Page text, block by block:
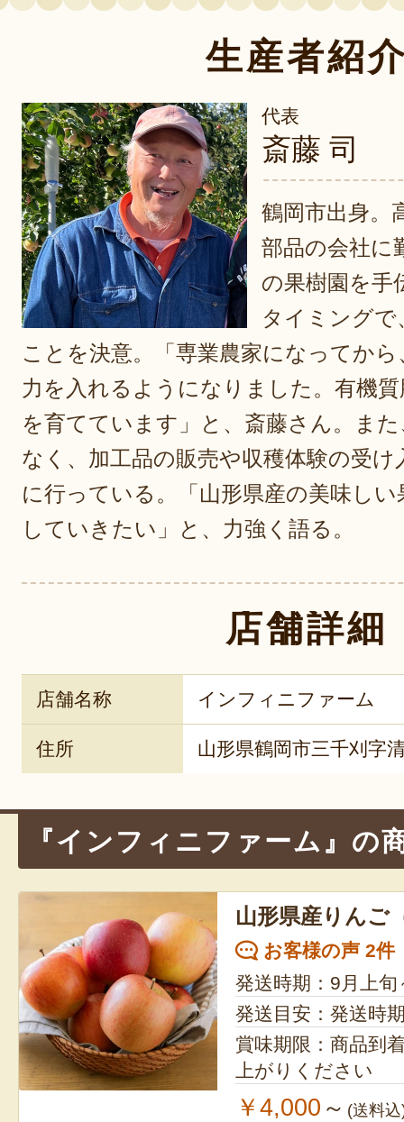
生産者紹
代表
斎藤 司
鶴岡市出身。
部品の会社に
の果樹園を手
タイミングで
ことを決意。「専業農家になってか
力を入れるようになりました。有機
を育てています」と、斎藤さん。ま
なく、加工品の販売や収穫体験の受
に行っている。「山形県産の美味し
していきたい」と、力強く語る。
店舗詳細
店舗名称 インフィニファーム
住所 山形県鶴岡市三千刈字
『インフィニファーム』の
山形県産りんご
お客様の声 2件
発送時期：9月上旬
発送目安：発送時
賞味期限：商品到
上がりください
￥4,000 ～ (送料